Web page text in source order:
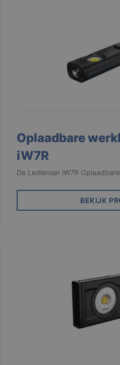
Oplaadbare
iW7R
De Ledlenser iW7R
BEKIJK